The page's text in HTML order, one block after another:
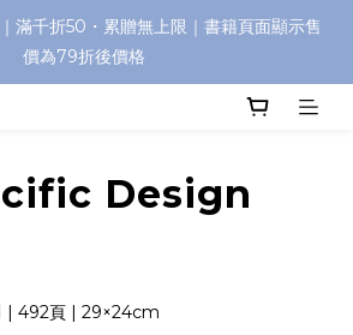
滿千折50・累贈無上限｜書籍頁面顯示售
價為79折後價格
Design
| 492頁 | 29×24cm